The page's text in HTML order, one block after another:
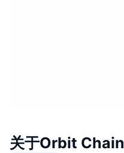
关于Orbit Chain